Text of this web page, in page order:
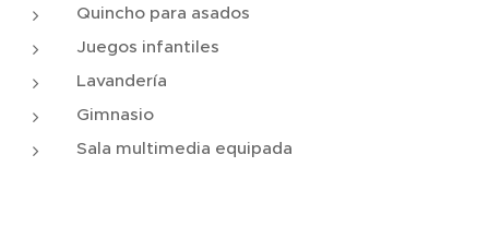
Quincho para asados
Juegos infantiles
Lavandería
Gimnasio
Sala multimedia equipada